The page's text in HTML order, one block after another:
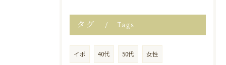
タグ Tags
イボ 40代 50代 女性